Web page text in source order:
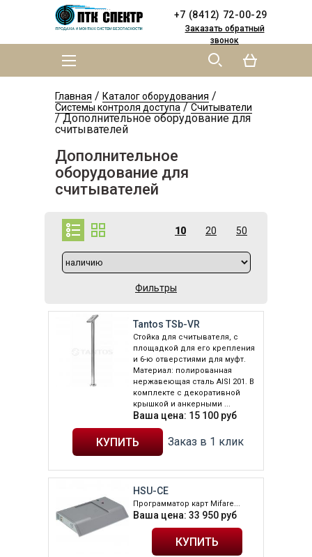
+7 (8412) 72-00-29
Заказать обратный
звонок
MAIN MENU
YOU ARE HERE
Главная / Каталог оборудования /
Системы контроля доступа / Считыватели
/Дополнительное оборудование для
считывателей
Дополнительное
оборудование для
считывателей
10 20 50
Фильтры
Tantos TSb-VR
Стойка для считывателя, с
площадкой для его крепления
и 6-ю отверстиями для муфт.
Материал: полированная
нержавеющая сталь AISI 201. В
комплекте с декоративной
крышкой и анкерными ...
Ваша цена: 15 100 руб
Заказ в 1 клик
HSU-CE
Программатор карт Mifare...
Ваша цена: 33 950 руб